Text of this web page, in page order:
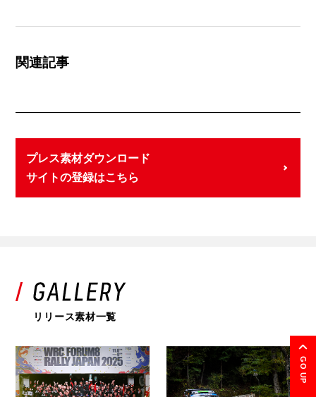
関連記事
プレス素材ダウンロード
サイトの登録はこちら
リリース素材一覧
GO UP